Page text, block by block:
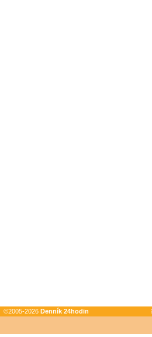
©2005-2026 Denník 24hodin